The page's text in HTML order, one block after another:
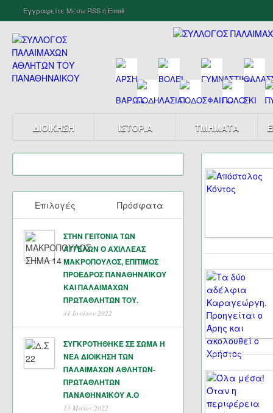
Εγγραφείτε Μέσω RSSή Email
ΔΙΟΙΚΗΣΗ ΙΣΤΟΡΙΑ ΤΜΗΜΑΤΑ
Επιλογές Πρόσφατα
ΣΤΗΝ ΓΕΙΤΟΝΙΑ ΤΩΝ
ΑΓΓΕΛΩΝ Ο ΑΧΙΛΛΕΑΣ
ΜΑΚΡΟΠΟΥΛΟΣ, ΕΠΙΤΙΜΟΣ
ΠΡΟΕΔΡΟΣ ΠΑΝΑΘΗΝΑΪΚΟΥ
ΚΑΙ ΠΑΛΑΙΜΑΧΩΝ
ΠΡΩΤΑΘΛΗΤΏΝ ΤΟΥ.
31 Ιουλίου 2022
ΣΥΓΚΡΟΤΗΘΗΚΕ ΣΕ ΣΩΜΑ Η
ΝΕΑ ΔΙΟΙΚΗΣΗ ΤΩΝ
ΠΑΛΑΙΜΑΧΩΝ ΑΘΛΗΤΩΝ-
ΠΡΩΤΑΘΛΗΤΩΝ
ΠΑΝΑΘΗΝΑΊΚΟΥ Α.Ο
13 Μάϊος 2022